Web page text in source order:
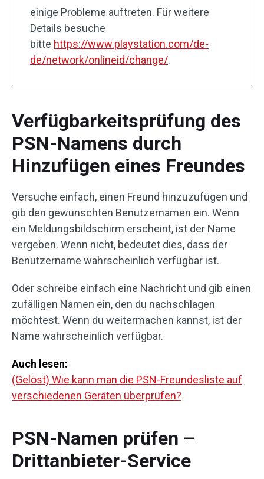
einige Probleme auftreten. Für weitere
Details besuche
bitte https://www.playstation.com/de-
de/network/onlineid/change/.
Verfügbarkeitsprüfung des
PSN-Namens durch
Hinzufügen eines Freundes
Versuche einfach, einen Freund hinzuzufügen und
gib den gewünschten Benutzernamen ein. Wenn
ein Meldungsbildschirm erscheint, ist der Name
vergeben. Wenn nicht, bedeutet dies, dass der
Benutzername wahrscheinlich verfügbar ist.
Oder schreibe einfach eine Nachricht und gib einen
zufälligen Namen ein, den du nachschlagen
möchtest. Wenn du weitermachen kannst, ist der
Name wahrscheinlich verfügbar.
Auch lesen:
(Gelöst) Wie kann man die PSN-Freundesliste auf
verschiedenen Geräten überprüfen?
PSN-Namen prüfen –
Drittanbieter-Service